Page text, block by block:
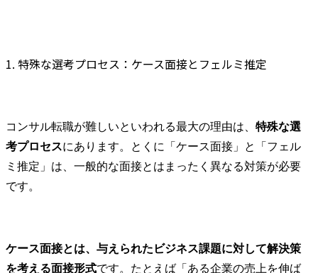
1. 特殊な選考プロセス：ケース面接とフェルミ推定
コンサル転職が難しいといわれる最大の理由は、 特殊な選
考プロセスにあります。とくに「ケース面接」と「フェル
ミ推定」は、一般的な面接とはまったく異なる対策が必要
です。
ケース面接とは、与えられたビジネス課題に対して解決策
を考える面接形式です。たとえば「ある企業の売上を伸ば